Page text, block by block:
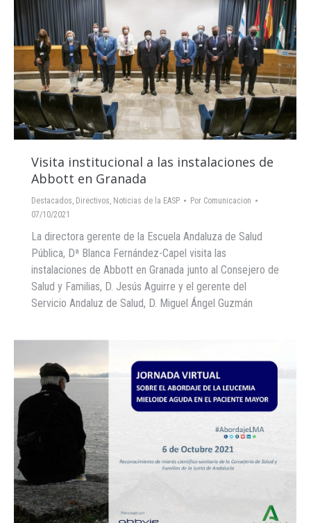
Visita institucional a las instalaciones de
Abbott en Granada
Destacados, Directivos, Noticias de la EASP Por Comunicacion
07/10/2021
La directora gerente de la Escuela Andaluza de Salud
Pública, Dª Blanca Fernández-Capel visita las
instalaciones de Abbott en Granada junto al Consejero de
Salud y Familias, D. Jesús Aguirre y el gerente del
Servicio Andaluz de Salud, D. Miguel Ángel Guzmán